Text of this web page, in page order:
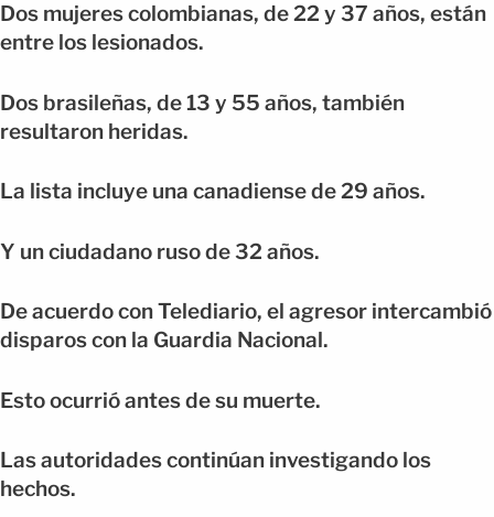
Dos mujeres colombianas, de 22 y 37 años, están
entre los lesionados.
Dos brasileñas, de 13 y 55 años, también
resultaron heridas.
La lista incluye una canadiense de 29 años.
Y un ciudadano ruso de 32 años.
De acuerdo con Telediario, el agresor intercambió
disparos con la Guardia Nacional.
Esto ocurrió antes de su muerte.
Las autoridades continúan investigando los
hechos.